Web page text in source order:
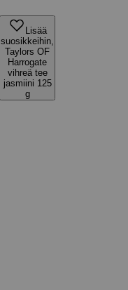
Lisää
suosikkeihin,
Taylors OF
Harrogate
vihreä tee
jasmiini 125
g